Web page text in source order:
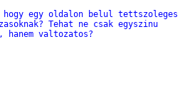
egy oldalon belul tettszoleges
Tehat ne csak egyszinu
hanem valtozatos?